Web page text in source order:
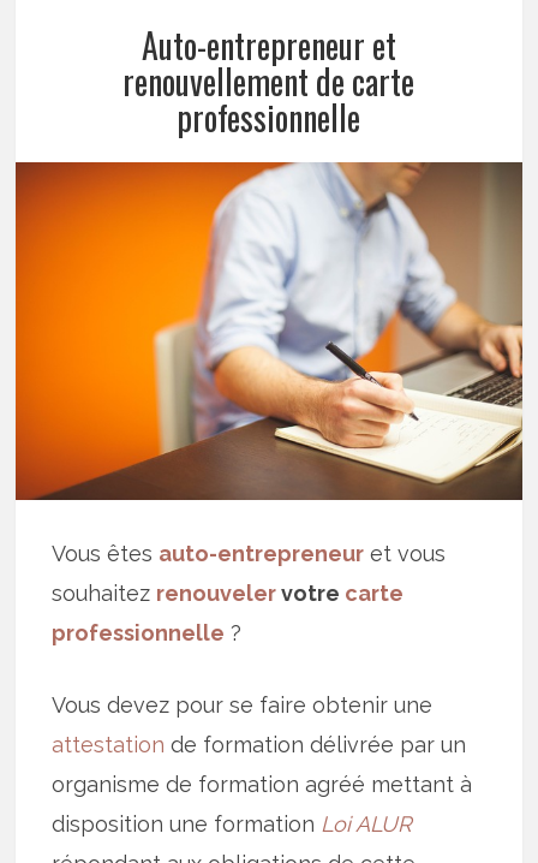
Auto-entrepreneur et
renouvellement de carte
professionnelle
Vous êtes auto-entrepreneur et vous
souhaitez renouvelervotre carte
professionnelle ?
Vous devez pour se faire obtenir une
attestation de formation délivrée par un
organisme de formation agréé mettant à
disposition une formation Loi ALUR